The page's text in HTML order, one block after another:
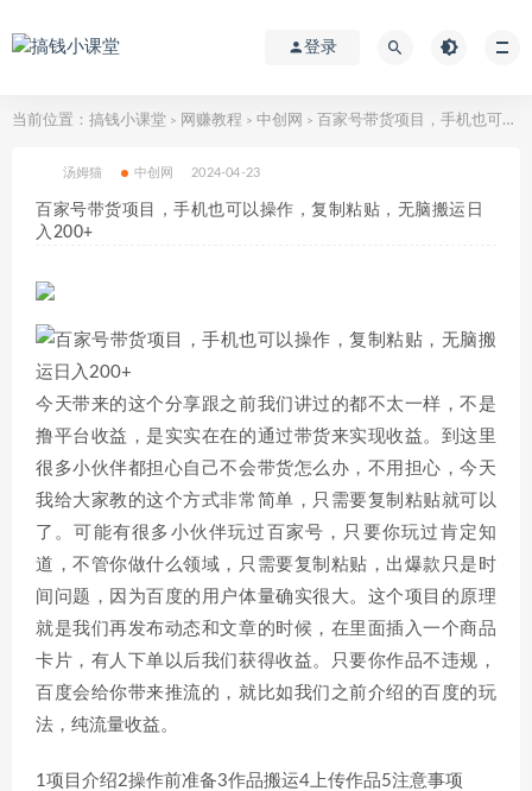
登录
当前位置： 搞钱小课堂 > 网赚教程 > 中创网 > 百家号带货项目，手机也可以操作，复制粘贴，无脑搬运日入200+
汤姆猫 中创网 2024-04-23
百家号带货项目，手机也可以操作，复制粘贴，无脑搬运日
入200+
今天带来的这个分享跟之前我们讲过的都不太一样，不是
撸平台收益，是实实在在的通过带货来实现收益。到这里
很多小伙伴都担心自己不会带货怎么办，不用担心，今天
我给大家教的这个方式非常简单，只需要复制粘贴就可以
了。可能有很多小伙伴玩过百家号，只要你玩过肯定知
道，不管你做什么领域，只需要复制粘贴，出爆款只是时
间问题，因为百度的用户体量确实很大。这个项目的原理
就是我们再发布动态和文章的时候，在里面插入一个商品
卡片，有人下单以后我们获得收益。只要你作品不违规，
百度会给你带来推流的，就比如我们之前介绍的百度的玩
法，纯流量收益。
1项目介绍2操作前准备3作品搬运4上传作品5注意事项